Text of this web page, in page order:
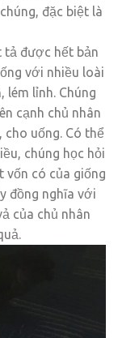
đặc biệt là
tả được hết bản
với nhiều loài
lém lỉnh. Chúng
cạnh chủ nhân
cho uống. Có thể
chúng học hỏi
vốn có của giống
đồng nghĩa với
của chủ nhân